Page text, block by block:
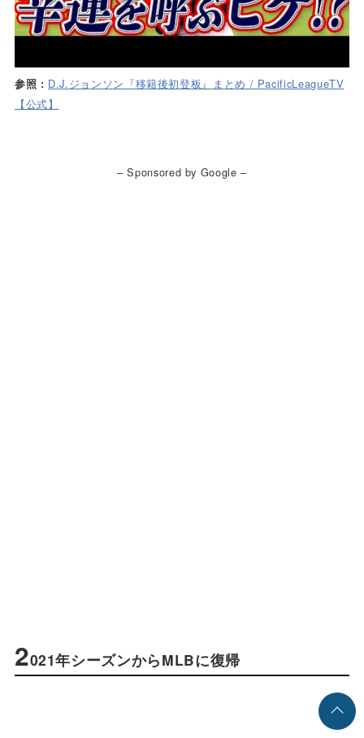
参照 : D.J.ジョンソン『移籍後初登板』まとめ / PacificLeagueTV
【公式】
– Sponsored by Google –
2021年シーズンからMLBに復帰